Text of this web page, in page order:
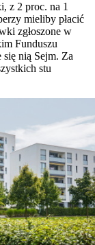
z 2 proc. na 1
mieliby płacić
zgłoszone w
Funduszu
się nią Sejm. Za
stu